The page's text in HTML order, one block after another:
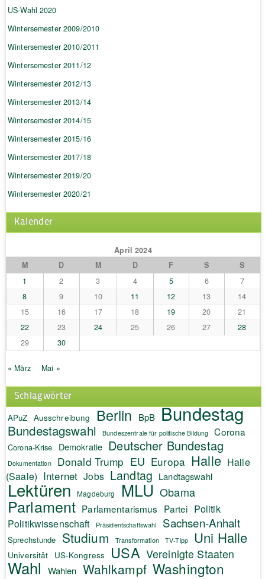
US-Wahl 2020
Wintersemester 2009/2010
Wintersemester 2010/2011
Wintersemester 2011/12
Wintersemester 2012/13
Wintersemester 2013/14
Wintersemester 2014/15
Wintersemester 2015/16
Wintersemester 2017/18
Wintersemester 2019/20
Wintersemester 2020/21
Kalender
April 2024
M
D M D F S
S
1
2 3 4 5 6
7
8
9 10 11 12 13
14
15
16 17 18 19 20
21
22
23 24 25 26 27
28
29
30
« März Mai »
Schlagwörter
APuZ Ausschreibung Berlin BpB Bundestag
Bundestagswahl Bundeszentrale für politische Bildung Corona
Corona-Krise Demokratie Deutscher Bundestag
Dokumentation Donald Trump EU Europa Halle Halle
(Saale) Internet Jobs Landtag Landtagswahl
Lektüren Magdeburg MLU Obama
Parlament Parlamentarismus Partei Politik
Politikwissenschaft Präsidentschaftswahl Sachsen-Anhalt
Sprechstunde Studium Transformation TV-Tipp Uni Halle
Universität US-Kongress USA Vereinigte Staaten
Wahl Wahlen Wahlkampf Washington